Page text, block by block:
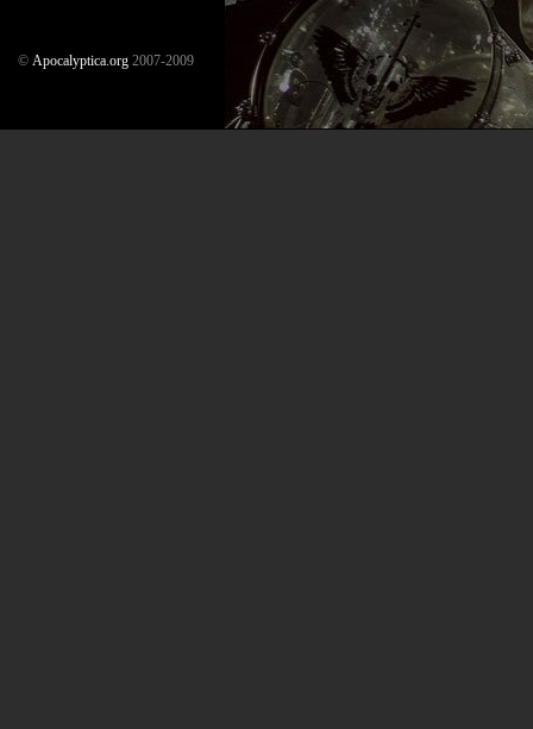
© Аpocalyptica.org 2007-2009